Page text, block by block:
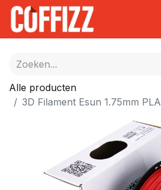
Alle producten
3D Filament Esun 1.75mm